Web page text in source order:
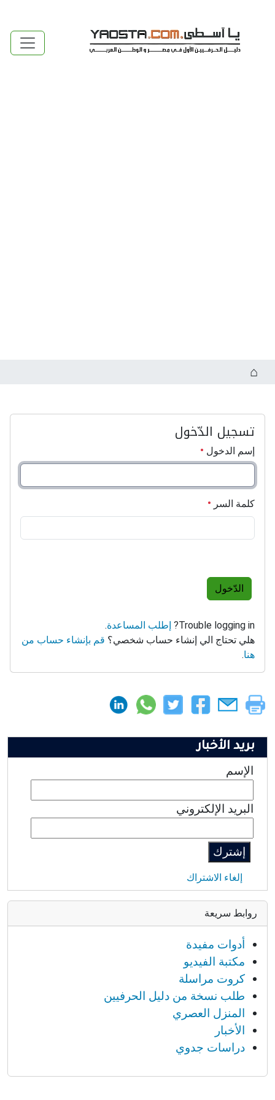
تسجيل الدّخول
إسم الدخول
كلمة السر
الدّخول
Trouble logging in? إطلب المساعدة.
هلي تحتاج الي إنشاء حساب شخصي؟ قم بإنشاء حساب من
هنا.
بريد الأخبار
الإسم
البريد الإلكتروني
إلغاء الاشتراك
روابط سريعة
أدوات مفيدة
مكتبة الفيديو
كروت مراسلة
طلب نسخة من دليل الحرفيين
المنزل العصري
الأخبار
دراسات جدوي